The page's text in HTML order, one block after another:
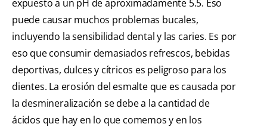
expuesto a un pH de aproximadamente 5.5. Eso
puede causar muchos problemas bucales,
incluyendo la sensibilidad dental y las caries. Es por
eso que consumir demasiados refrescos, bebidas
deportivas, dulces y cítricos es peligroso para los
dientes. La erosión del esmalte que es causada por
la desmineralización se debe a la cantidad de
ácidos que hay en lo que comemos y en los